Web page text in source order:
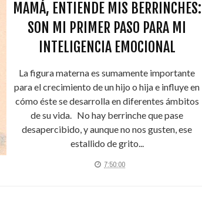
MAMÁ, ENTIENDE MIS BERRINCHES:
SON MI PRIMER PASO PARA MI
INTELIGENCIA EMOCIONAL
La figura materna es sumamente importante
para el crecimiento de un hijo o hija e influye en
cómo éste se desarrolla en diferentes ámbitos
de su vida. No hay berrinche que pase
desapercibido, y aunque no nos gusten, ese
estallido de grito...
7:50:00